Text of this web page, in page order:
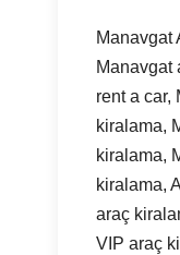
Manavgat
Manavgat
rent a car,
kiralama,
kiralama,
kiralama,
araç
VIP araç